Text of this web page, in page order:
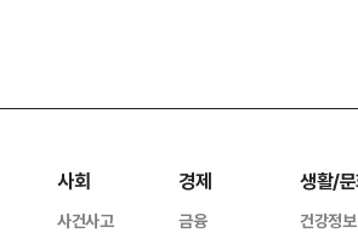
사회
사건사고
경제
금융
생활/
건강정보